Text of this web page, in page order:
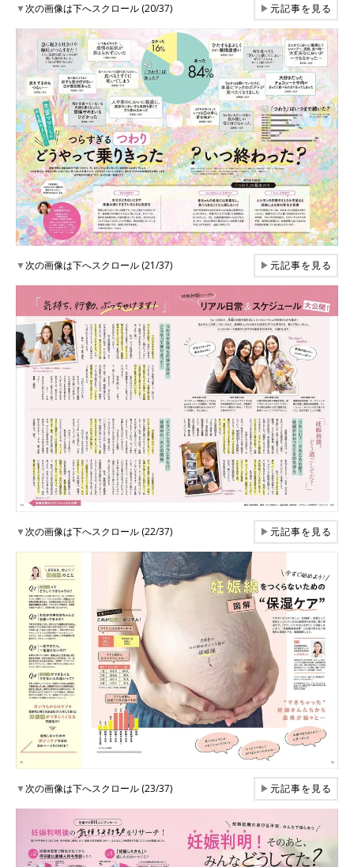
▼次の画像は下へスクロール (20/37) ▶元記事を見る
▼次の画像は下へスクロール (21/37) ▶元記事を見る
▼次の画像は下へスクロール (22/37) ▶元記事を見る
▼次の画像は下へスクロール (23/37) ▶元記事を見る